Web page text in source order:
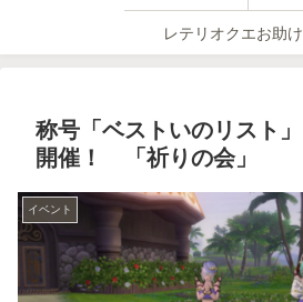
レテリオクエお助
称号「ベストいのリスト
開催！ 「祈りの会」
イベント